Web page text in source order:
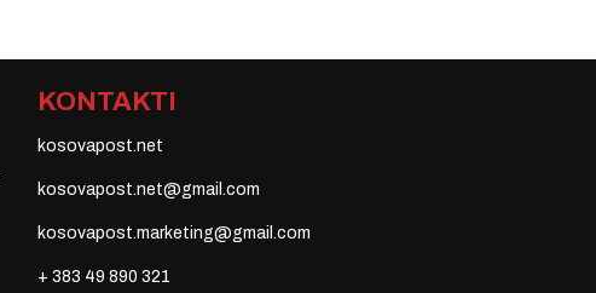
KONTAKTI
kosovapost.net
kosovapost.net@gmail.com
kosovapost.marketing@gmail.com
+ 383 49 890 321